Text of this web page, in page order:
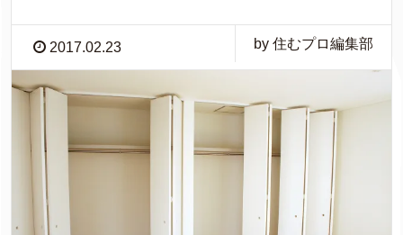
2017.02.23 by 住むプロ編集部